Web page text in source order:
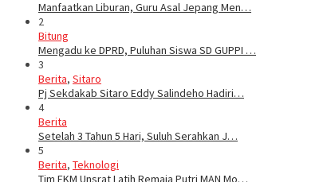
Manfaatkan Liburan, Guru Asal Jepang Men…
2
Bitung
Mengadu ke DPRD, Puluhan Siswa SD GUPPI …
3
Berita, Sitaro
Pj Sekdakab Sitaro Eddy Salindeho Hadiri…
4
Berita
Setelah 3 Tahun 5 Hari, Suluh Serahkan J…
5
Berita, Teknologi
Tim FKM Unsrat Latih Remaja Putri MAN Mo…